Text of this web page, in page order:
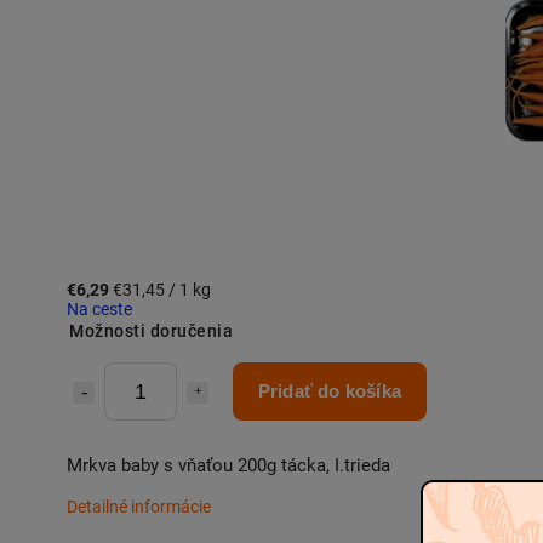
€6,29€31,45 / 1 kg
Na ceste
Možnosti doručenia
Pridať do košíka
Mrkva baby s vňaťou 200g tácka, I.trieda
Detailné informácie